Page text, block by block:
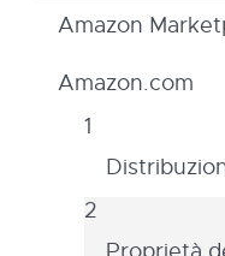
Amazon
Amazon.com
Proprietà